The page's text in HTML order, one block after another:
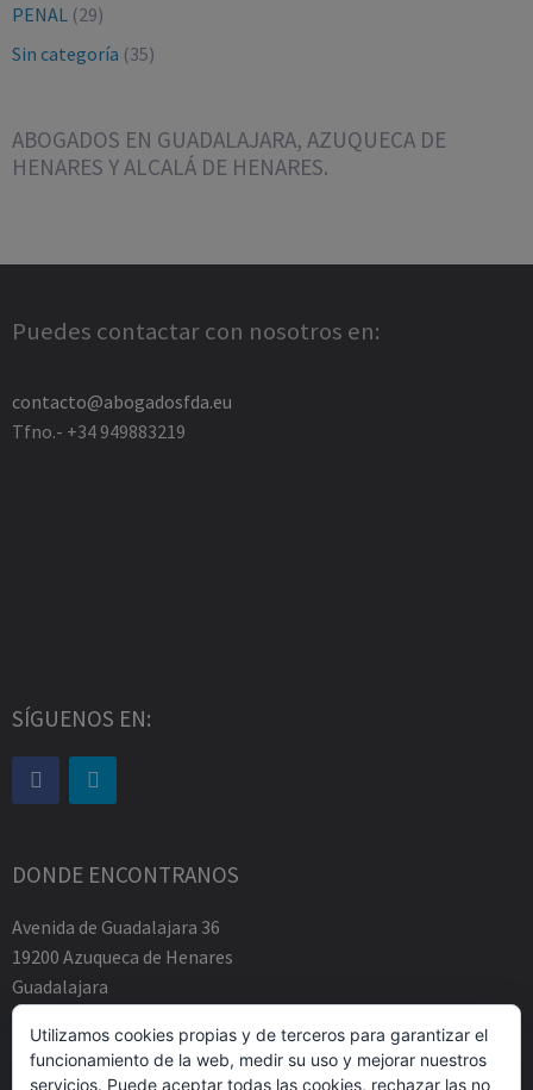
PENAL (29)
Sin categoría (35)
ABOGADOS EN GUADALAJARA, AZUQUECA DE
HENARES Y ALCALÁ DE HENARES.
Puedes contactar con nosotros en:
contacto@abogadosfda.eu
Tfno.- +34 949883219
SÍGUENOS EN:
DONDE ENCONTRANOS
Avenida de Guadalajara 36
19200 Azuqueca de Henares
Guadalajara
Tfno.-+34 949883219
contacto@abogadosfda.eu
Mañanas de 10:00a 14:00
Utilizamos cookies propias y de terceros para garantizar el
funcionamiento de la web, medir su uso y mejorar nuestros
servicios. Puede aceptar todas las cookies, rechazar las no